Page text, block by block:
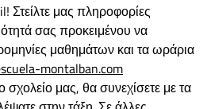
Στείλτε μας πληροφορίες
σας προκειμένου να
μαθημάτων και τα ωράρια
montalban.com
σχολείο μας, θα συνεχίσετε με τα